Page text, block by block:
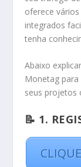
oferece
integrados
tenha
Abaixo
Monetag
seus projetos
📝 1.